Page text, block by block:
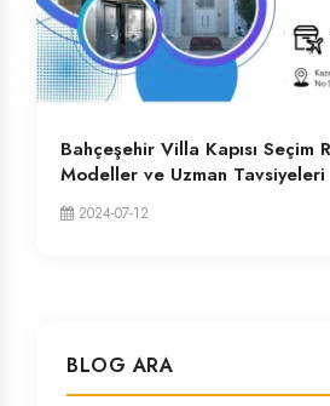
Bahçeşehir Villa Kapısı Seçim
Modeller ve Uzman Tavsiyeleri
2024-07-12
BLOG ARA